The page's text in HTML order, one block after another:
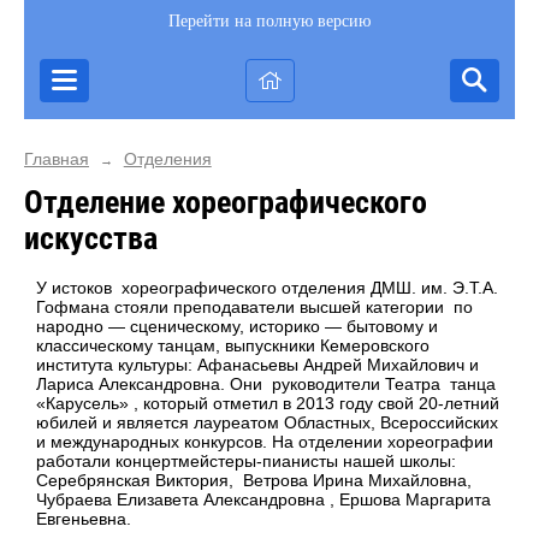
Перейти на полную версию
Главная → Отделения
Отделение хореографического
искусства
У истоков хореографического отделения ДМШ. им. Э.Т.А.
Гофмана стояли преподаватели высшей категории по
народно — сценическому, историко — бытовому и
классическому танцам, выпускники Кемеровского
института культуры: Афанасьевы Андрей Михайлович и
Лариса Александровна. Они руководители Театра танца
«Карусель» , который отметил в 2013 году свой 20-летний
юбилей и является лауреатом Областных, Всероссийских
и международных конкурсов. На отделении хореографии
работали концертмейстеры-пианисты нашей школы:
Серебрянская Виктория, Ветрова Ирина Михайловна,
Чубраева Елизавета Александровна , Ершова Маргарита
Евгеньевна.